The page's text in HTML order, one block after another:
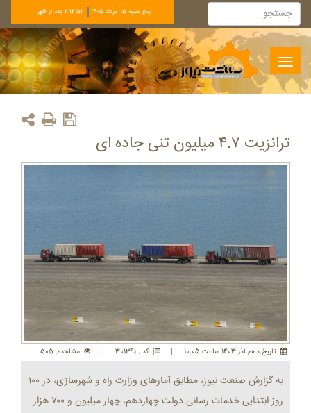
پنج شنبه 15 مرداد 1405 2:12:51 بعد از ظهر
Toggle
navigation
ترانزیت ۴.۷ میلیون تنی جاده ای
تاريخ:دهم آذر 1403 ساعت 10:05 | کد : 301391 | مشاهده: 505
به گزارش صنعت نیوز، مطابق آمارهای وزارت راه و شهرسازی، در ۱۰۰
روز ابتدایی خدمات رسانی دولت چهاردهم، چهار میلیون و ۷۰۰ هزار